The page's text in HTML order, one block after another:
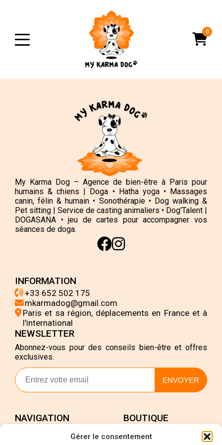
Gérer le consentement
0
My Karma Dog – Agence de bien-être à Paris pour
humains & chiens | Doga • Hatha yoga • Massages
canin, félin & humain • Sonothérapie • Dog walking &
Pet sitting | Service de casting animaliers • Dog’Talent |
DOGASANA • jeu de cartes pour accompagner vos
séances de doga.
NAVIGATION BOUTIQUE
Mon compte
INFORMATION
+33 652 502 175
mkarmadog@gmail.com
Paris et sa région, déplacements en France et à
l'international
NEWSLETTER
Abonnez-vous pour des conseils bien-être et offres
exclusives.
ENVOYER